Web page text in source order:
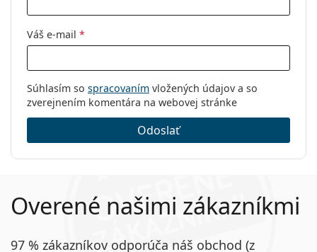
Váš e-mail *
Súhlasím so spracovaním vložených údajov a so
zverejnením komentára na webovej stránke
Odoslať
Overené našimi zákazníkmi
97 % zákazníkov odporúča náš obchod (z